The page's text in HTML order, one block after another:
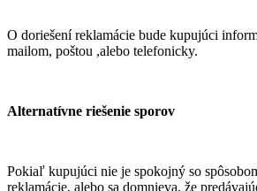
O doriešení reklamácie bude kupujúci
mailom, poštou ,alebo telefonicky.
Alternatívne riešenie sporov
Pokiaľ kupujúci nie je spokojný so
reklamácie, alebo sa domnieva, že